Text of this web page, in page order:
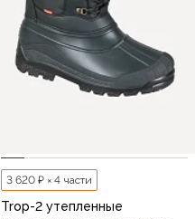
3 620 ₽ × 4 части
Trop-2 утепленные